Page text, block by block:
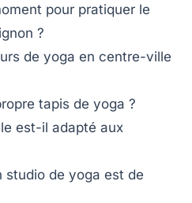
pour pratiquer le
?
de yoga en centre-ville
tapis de yoga ?
est-il adapté aux
studio de yoga est de